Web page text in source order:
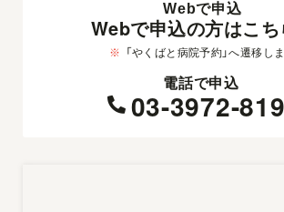
Webで申込
Webで申込の方はこち
※ 「やくばと病院予約」へ遷移し
電話で申込
03-3972-